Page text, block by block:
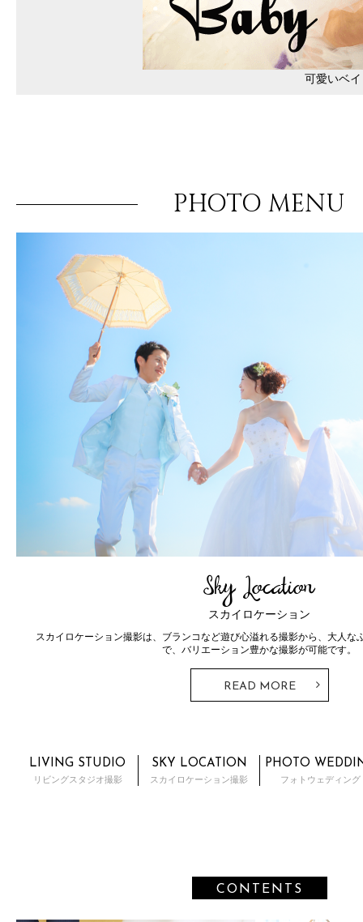
可愛いベ
PHOTO MENU
Photo Wedding
Ceremony
フォトウェディング
ドレスとタキシード。ウェディングフォトではずすことのできな
とTHE SKY WEDDINGならではの神前式・人前式が行え
LIVING STUDIO
リビングスタジオ撮影
SKY LOCATION
スカイロケーション撮影
PHOTO
フォトウェディング
CONTENTS